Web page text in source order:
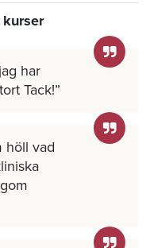
har
Tack!
höll vad